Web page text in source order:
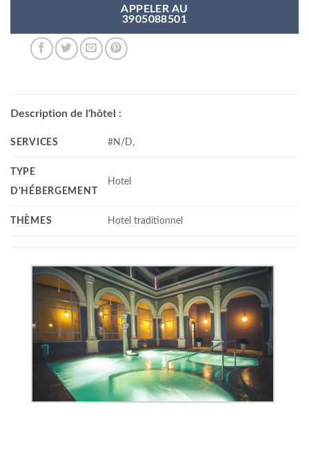
APPELER AU
3905088501
Description de l'hôtel :
SERVICES #N/D,
TYPE
D'HÉBERGEMENT
Hotel
THÈMES Hotel traditionnel